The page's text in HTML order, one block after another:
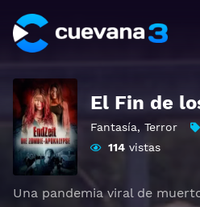
El Fin de
Fantasía, Terror
114 vistas
Una pandemia viral de